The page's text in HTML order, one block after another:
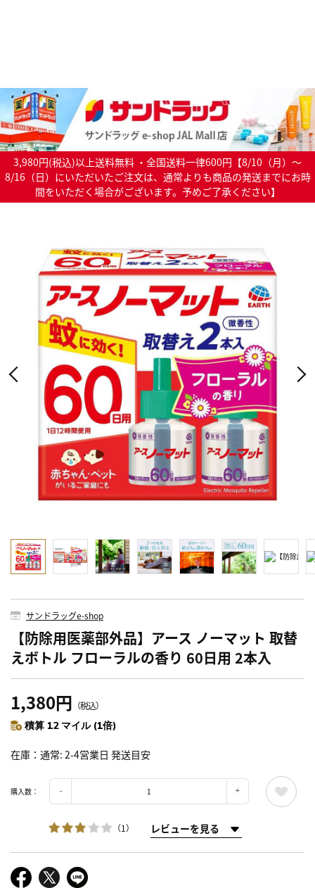
3,980円(税込)以上送料無料 ・全国送料一律600円【8/10（月）～
8/16（日）にいただいたご注文は、通常よりも商品の発送までにお時
間をいただく場合がございます。予めご了承ください】
サンドラッグe-shop
【防除用医薬部外品】アース ノーマット 取替
えボトル フローラルの香り 60日用 2本入
1,380円 （税込）
積算 12 マイル (1倍)
在庫 通常: 2-4営業日 発送目安
購入数：
（1） レビューを見る